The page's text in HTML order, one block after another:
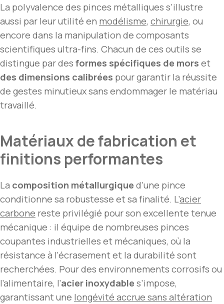
La polyvalence des pinces métalliques s’illustre
aussi par leur utilité en modélisme, chirurgie, ou
encore dans la manipulation de composants
scientifiques ultra-fins. Chacun de ces outils se
distingue par des formes spécifiques de mors et
des dimensions calibrées pour garantir la réussite
de gestes minutieux sans endommager le matériau
travaillé.
Matériaux de fabrication et
finitions performantes
La composition métallurgique d’une pince
conditionne sa robustesse et sa finalité. L’acier
carbone reste privilégié pour son excellente tenue
mécanique : il équipe de nombreuses pinces
coupantes industrielles et mécaniques, où la
résistance à l’écrasement et la durabilité sont
recherchées. Pour des environnements corrosifs ou
l’alimentaire, l’acier inoxydable s’impose,
garantissant une longévité accrue sans altération